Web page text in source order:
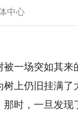
中心
一场突如其
上仍旧挂满
时，一旦发